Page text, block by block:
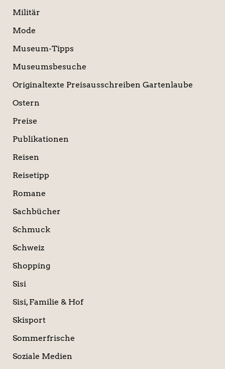
Militär
Mode
Museum-Tipps
Museumsbesuche
Originaltexte Preisausschreiben Gartenlaube
Ostern
Preise
Publikationen
Reisen
Reisetipp
Romane
Sachbücher
Schmuck
Schweiz
Shopping
Sisi
Sisi, Familie & Hof
Skisport
Sommerfrische
Soziale Medien